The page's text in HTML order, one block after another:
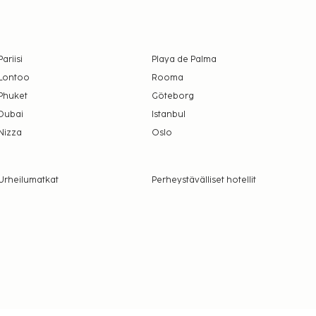
Pariisi
Playa de Palma
Lontoo
Rooma
Phuket
Göteborg
Dubai
Istanbul
Nizza Oslo
Perheystävälliset hotellit